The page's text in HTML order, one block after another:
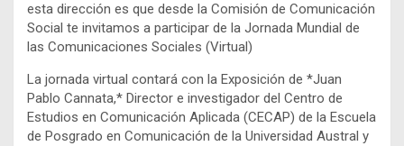
esta dirección es que desde la Comisión de Comunicación
Social te invitamos a participar de la Jornada Mundial de
las Comunicaciones Sociales (Virtual)
La jornada virtual contará con la Exposición de *Juan
Pablo Cannata,* Director e investigador del Centro de
Estudios en Comunicación Aplicada (CECAP) de la Escuela
de Posgrado en Comunicación de la Universidad Austral y